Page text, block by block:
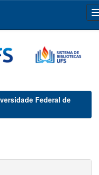
Federal de